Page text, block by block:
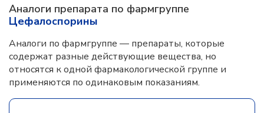
Аналоги препарата по фармгруппе
Цефалоспорины
Аналоги по фармгруппе — препараты, которые
содержат разные действующие вещества, но
относятся к одной фармакологической группе и
применяются по одинаковым показаниям.